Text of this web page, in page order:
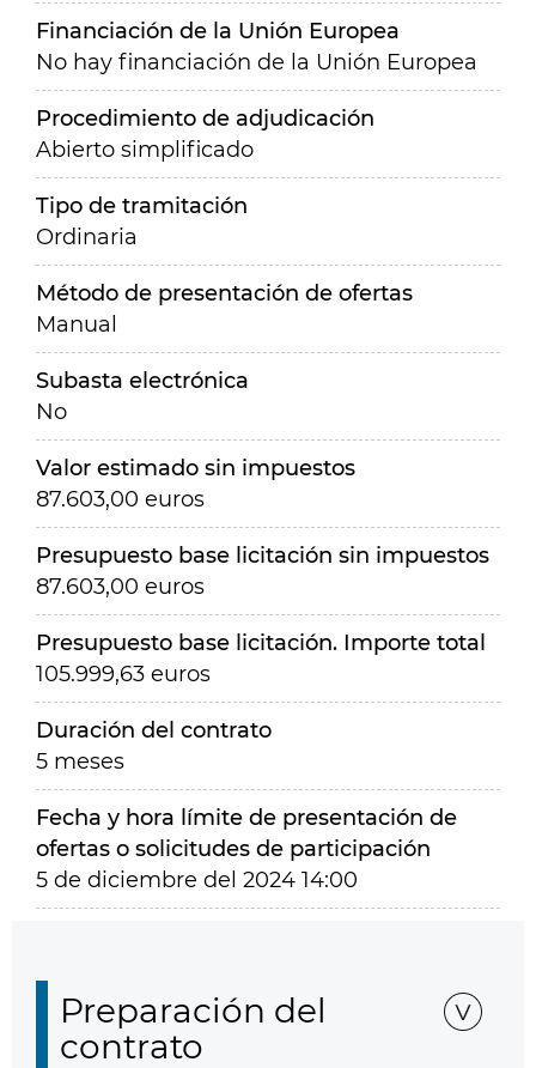
Financiación de la Unión Europea
No hay financiación de la Unión Europea
Procedimiento de adjudicación
Abierto simplificado
Tipo de tramitación
Ordinaria
Método de presentación de ofertas
Manual
Subasta electrónica
No
Valor estimado sin impuestos
87.603,00 euros
Presupuesto base licitación sin impuestos
87.603,00 euros
Presupuesto base licitación. Importe total
105.999,63 euros
Duración del contrato
5 meses
Fecha y hora límite de presentación de
ofertas o solicitudes de participación
5 de diciembre del 2024 14:00
Preparación del
contrato